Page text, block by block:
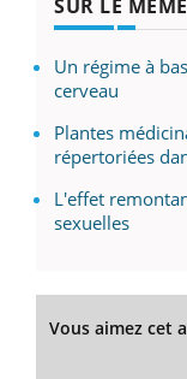
SUR LE
Un régime à
cerveau
Plantes
répertoriées
L'effet
sexuelles
Vous aimez cet